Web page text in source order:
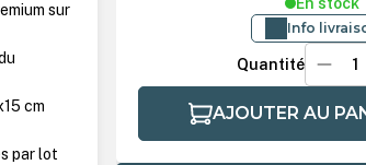
sur
cm
par lot
En stock
Info
Quantité
AJOUTER AU